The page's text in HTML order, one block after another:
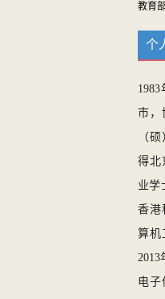
教育
个
1983
市，
（
得北
业学
香港
算机
电子